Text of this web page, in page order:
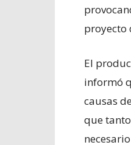
proyecto
El
informó
causas
que